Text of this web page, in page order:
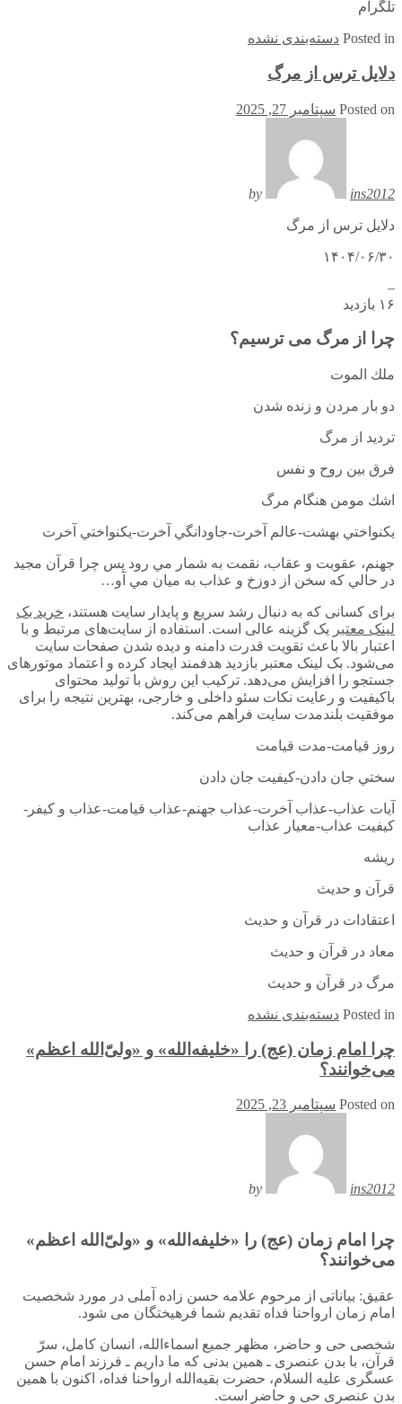
تلگرام
Posted in دسته‌بندی نشده
دلایل ترس از مرگ
Posted on سپتامبر 27, 2025
by ins2012
دلایل ترس از مرگ
۱۴۰۴/۰۶/۳۰
–
۱۶ بازدید
چرا از مرگ می ترسیم؟
ملك الموت
دو بار مردن و زنده شدن
ترديد از مرگ
فرق بين روح و نفس
اشك مومن هنگام مرگ
يكنواختي بهشت-عالم آخرت-جاودانگي آخرت-يكنواختي آخرت
جهنم، عقوبت و عقاب، نقمت به شمار مي رود پس چرا قرآن مجيد
در حالي كه سخن از دوزخ و عذاب به ميان مي آو…
برای کسانی که به دنبال رشد سریع و پایدار سایت هستند، خرید بک
لینک معتبر یک گزینه عالی است. استفاده از سایت‌های مرتبط و با
اعتبار بالا باعث تقویت قدرت دامنه و دیده شدن صفحات سایت
می‌شود. بک لینک معتبر بازدید هدفمند ایجاد کرده و اعتماد موتورهای
جستجو را افزایش می‌دهد. ترکیب این روش با تولید محتوای
باکیفیت و رعایت نکات سئو داخلی و خارجی، بهترین نتیجه را برای
موفقیت بلندمدت سایت فراهم می‌کند.
روز قيامت-مدت قيامت
سختي جان دادن-كيفيت جان دادن
آيات عذاب-عذاب آخرت-عذاب جهنم-عذاب قيامت-عذاب و كيفر-
كيفيت عذاب-معيار عذاب
ریشه
قرآن و حدیث
اعتقادات در قرآن و حدیث
معاد در قرآن و حدیث
مرگ در قرآن و حدیث
Posted in دسته‌بندی نشده
چرا امام زمان (عج) را «خلیفه‌الله» و «ولیّ‌الله اعظم»
می‌خوانند؟
Posted on سپتامبر 23, 2025
by ins2012
چرا امام زمان (عج) را «خلیفه‌الله» و «ولیّ‌الله اعظم»
می‌خوانند؟
عقیق: بیاناتی از مرحوم علامه حسن زاده آملی در مورد شخصیت
امام زمان ارواحنا فداه تقدیم شما فرهیختگان می شود.
شخصی حی و حاضر، مظهر جمیع اسماءالله، انسان کامل، سرّ
قرآن، با بدن عنصری ـ همین بدنی که ما داریم ـ فرزند امام حسن
عسگری علیه السلام، حضرت بقیه‌الله ارواحنا فداه، اکنون با همین
بدن عنصری حی و حاضر است.